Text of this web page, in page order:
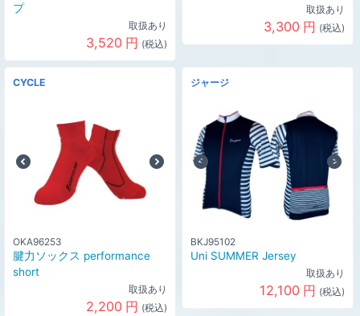
プ
取扱あり
3,520 円 (税込)
取扱あり
3,300 円 (税込)
CYCLE
OKA96253
腱力ソックス performance
short
取扱あり
2,200 円 (税込)
ジャージ
BKJ95102
Uni SUMMER Jersey
取扱あり
12,100 円 (税込)